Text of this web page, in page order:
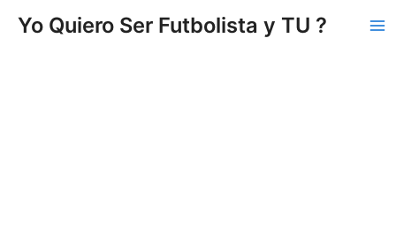
Yo Quiero Ser Futbolista y TU ?